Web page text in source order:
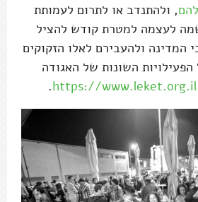
, ולהתנדב או לתרום לעמותת
לעצמה למטרת קודש להציל
המדינה ולהעבירם לאלו הזקוקים
השונות של האגודה
https://www.leket.org.il
.